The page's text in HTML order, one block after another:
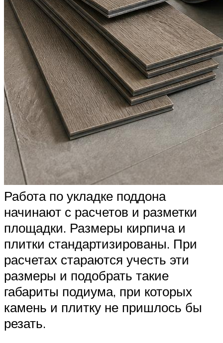
Работа по укладке поддона
начинают с расчетов и разметки
площадки. Размеры кирпича и
плитки стандартизированы. При
расчетах стараются учесть эти
размеры и подобрать такие
габариты подиума, при которых
камень и плитку не пришлось бы
резать.